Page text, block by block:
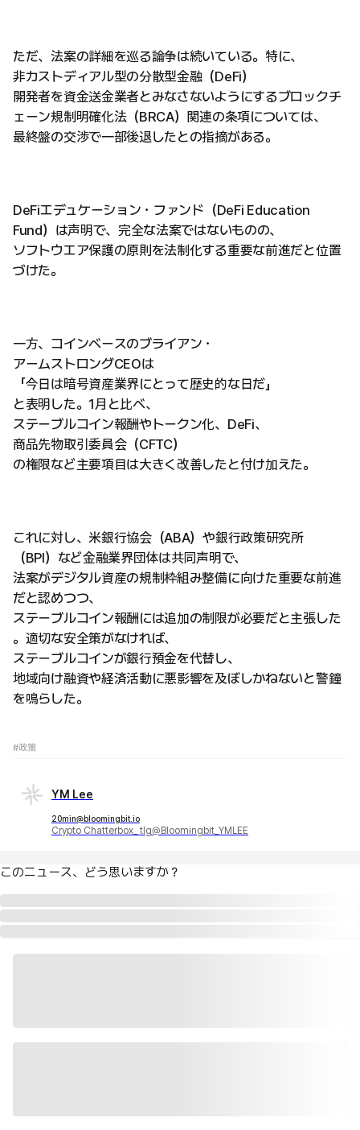
ただ、法案の詳細を巡る論争は続いている。特に、
非カストディアル型の分散型金融（DeFi）
開発者を資金送金業者とみなさないようにするブロックチ
ェーン規制明確化法（BRCA）関連の条項については、
最終盤の交渉で一部後退したとの指摘がある。
DeFiエデュケーション・ファンド（DeFi Education
Fund）は声明で、完全な法案ではないものの、
ソフトウエア保護の原則を法制化する重要な前進だと位置
づけた。
一方、コインベースのブライアン・
アームストロングCEOは
「今日は暗号資産業界にとって歴史的な日だ」
と表明した。1月と比べ、
ステーブルコイン報酬やトークン化、DeFi、
商品先物取引委員会（CFTC）
の権限など主要項目は大きく改善したと付け加えた。
これに対し、米銀行協会（ABA）や銀行政策研究所
（BPI）など金融業界団体は共同声明で、
法案がデジタル資産の規制枠組み整備に向けた重要な前進
だと認めつつ、
ステーブルコイン報酬には追加の制限が必要だと主張した
。適切な安全策がなければ、
ステーブルコインが銀行預金を代替し、
地域向け融資や経済活動に悪影響を及ぼしかねないと警鐘
を鳴らした。
#政策
YM Lee
20min@bloomingbit.io
Crypto Chatterbox_ tlg@Bloomingbit_YMLEE
このニュース、どう思いますか？